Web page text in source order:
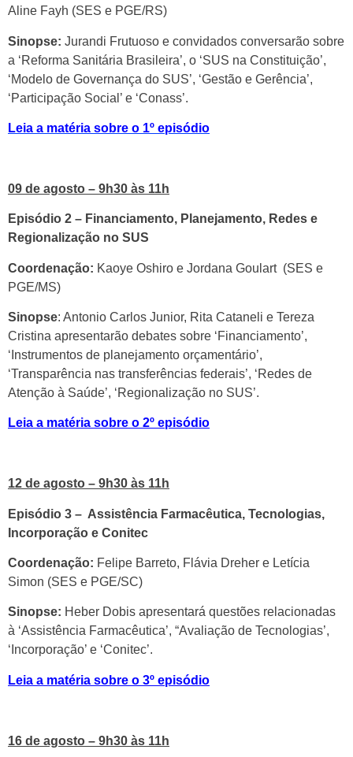
Aline Fayh (SES e PGE/RS)
Sinopse: Jurandi Frutuoso e convidados conversarão sobre
a ‘Reforma Sanitária Brasileira’, o ‘SUS na Constituição’,
‘Modelo de Governança do SUS’, ‘Gestão e Gerência’,
‘Participação Social’ e ‘Conass’.
Leia a matéria sobre o 1º episódio
09 de agosto – 9h30 às 11h
Episódio 2 – Financiamento, Planejamento, Redes e
Regionalização no SUS
Coordenação: Kaoye Oshiro e Jordana Goulart (SES e
PGE/MS)
Sinopse: Antonio Carlos Junior, Rita Cataneli e Tereza
Cristina apresentarão debates sobre ‘Financiamento’,
‘Instrumentos de planejamento orçamentário’,
‘Transparência nas transferências federais’, ‘Redes de
Atenção à Saúde’, ‘Regionalização no SUS’.
Leia a matéria sobre o 2º episódio
12 de agosto – 9h30 às 11h
Episódio 3 – Assistência Farmacêutica, Tecnologias,
Incorporação e Conitec
Coordenação: Felipe Barreto, Flávia Dreher e Letícia
Simon (SES e PGE/SC)
Sinopse: Heber Dobis apresentará questões relacionadas
à ‘Assistência Farmacêutica’, “Avaliação de Tecnologias’,
‘Incorporação’ e ‘Conitec’.
Leia a matéria sobre o 3º episódio
16 de agosto – 9h30 às 11h